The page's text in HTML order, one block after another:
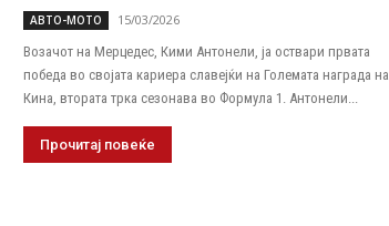
АВТО-МОТО
15/03/2026
Возачот на Мерцедес, Кими Антонели, ја оствари првата
победа во својата кариера славејќи на Големата награда на
Кина, втората трка сезонава во Формула 1. Антонели...
Прочитај повеќе